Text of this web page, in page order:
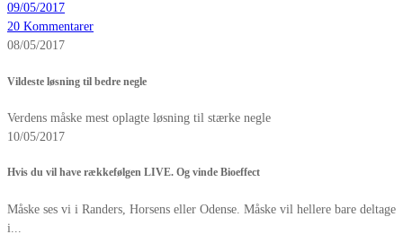
09/05/2017
20 Kommentarer
08/05/2017
Vildeste løsning til bedre negle
Verdens måske mest oplagte løsning til stærke negle
10/05/2017
Hvis du vil have rækkefølgen LIVE. Og vinde Bioeffect
Måske ses vi i Randers, Horsens eller Odense. Måske vil hellere bare deltage
i...